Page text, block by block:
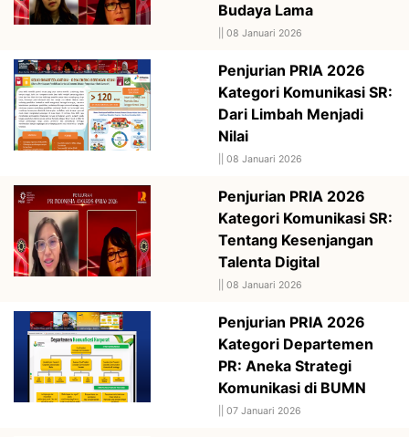
Budaya Lama
08 Januari 2026
Penjurian PRIA 2026
Kategori Komunikasi SR:
Dari Limbah Menjadi
Nilai
08 Januari 2026
Penjurian PRIA 2026
Kategori Komunikasi SR:
Tentang Kesenjangan
Talenta Digital
08 Januari 2026
Penjurian PRIA 2026
Kategori Departemen
PR: Aneka Strategi
Komunikasi di BUMN
07 Januari 2026